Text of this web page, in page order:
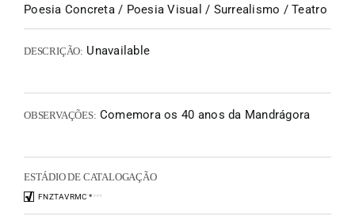
Poesia Concreta / Poesia Visual / Surrealismo / Teatro
DESCRIÇÃO: Unavailable
OBSERVAÇÕES: Comemora os 40 anos da Mandrágora
ESTÁDIO DE CATALOGAÇÃO
FNZTAVRMC ****